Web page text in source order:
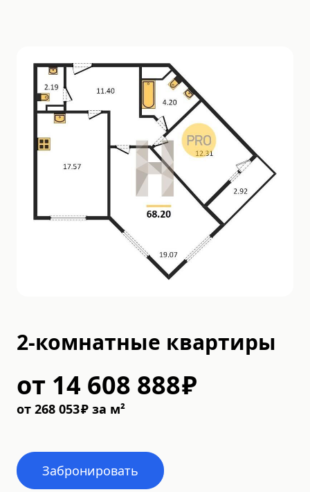
2-комнатные квартиры
от 14 608 888₽
от 268 053₽ за м²
Забронировать